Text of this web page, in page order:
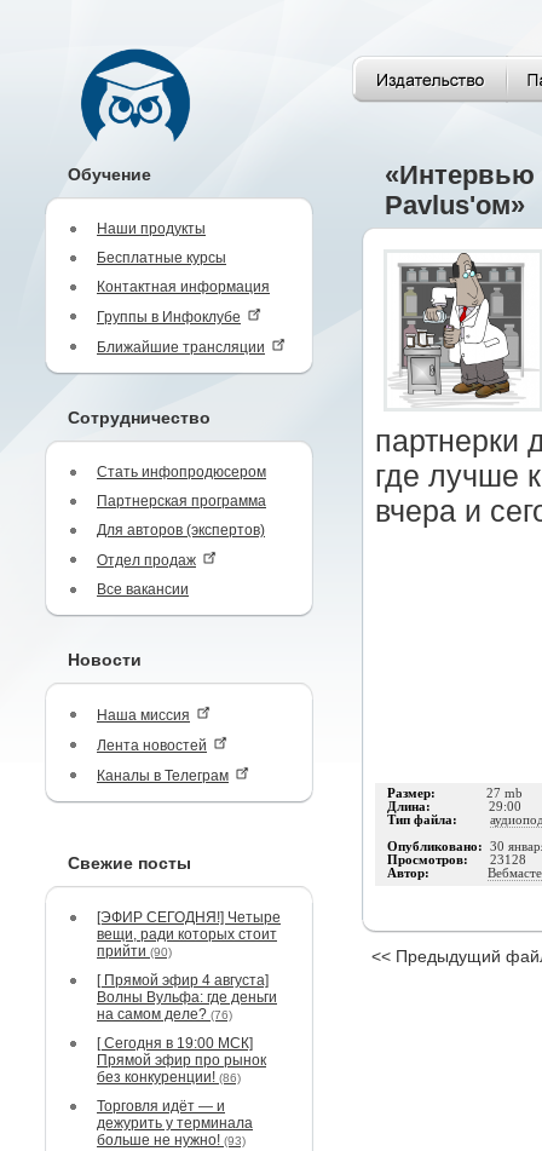
Обучение
Наши продукты
Бесплатные курсы
Контактная информация
Группы в Инфоклубе
Ближайшие трансляции
Сотрудничество
Стать инфопродюсером
Партнерская программа
Для авторов (экспертов)
Отдел продаж
Все вакансии
Новости
Наша миссия
Лента новостей
Каналы в Телеграм
Свежие посты
[ЭФИР СЕГОДНЯ!] Четыре
вещи, ради которых стоит
прийти (90)
[ Прямой эфир 4 августа]
Волны Вульфа: где деньги
на самом деле? (76)
[ Сегодня в 19:00 МСК]
Прямой эфир про рынок
без конкуренции! (86)
Торговля идёт — и
дежурить у терминала
больше не нужно! (93)
«Интервью
Pavlus'ом»
партнерки
где лучше
вчера и
Размер: 27 mb
Длина: 29:00
Тип файла:
Опубликовано: 30
Просмотров: 23128
Автор:
<< Предыдущий